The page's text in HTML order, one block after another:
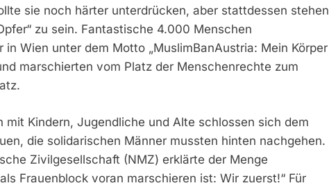
sie noch härter unterdrücken, aber stattdessen stehen
zu sein. Fantastische 4.000 Menschen
Wien unter dem Motto „MuslimBanAustria: Mein Körper
marschierten vom Platz der Menschenrechte zum
mit Kindern, Jugendliche und Alte schlossen sich dem
die solidarischen Männer mussten hinten nachgehen.
Zivilgesellschaft (NMZ) erklärte der Menge
Frauenblock voran marschieren ist: Wir zuerst!“ Für